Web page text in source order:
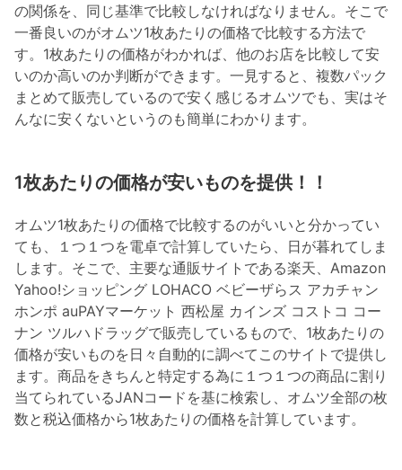
の関係を、同じ基準で比較しなければなりません。そこで
一番良いのがオムツ1枚あたりの価格で比較する方法で
す。1枚あたりの価格がわかれば、他のお店を比較して安
いのか高いのか判断ができます。一見すると、複数パック
まとめて販売しているので安く感じるオムツでも、実はそ
んなに安くないというのも簡単にわかります。
1枚あたりの価格が安いものを提供！！
オムツ1枚あたりの価格で比較するのがいいと分かってい
ても、１つ１つを電卓で計算していたら、日が暮れてしま
します。そこで、主要な通販サイトである楽天、Amazon
Yahoo!ショッピング LOHACO ベビーザらス アカチャン
ホンポ auPAYマーケット 西松屋 カインズ コストコ コー
ナン ツルハドラッグで販売しているもので、1枚あたりの
価格が安いものを日々自動的に調べてこのサイトで提供し
ます。商品をきちんと特定する為に１つ１つの商品に割り
当てられているJANコードを基に検索し、オムツ全部の枚
数と税込価格から1枚あたりの価格を計算しています。